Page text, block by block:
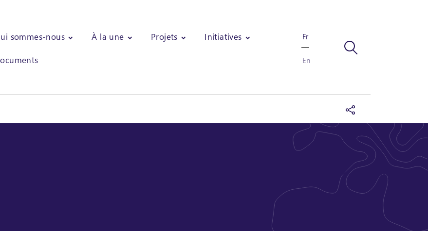
sommes-nous À la une Projets Initiatives Fr
En
- Croissance inclusive et usage responsable des ressources naturelles pour assurer le développement durable de deux forêts au